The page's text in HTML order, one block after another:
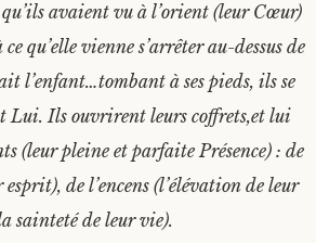
LABYRINTHE
CONCEPTION
avaient vu à l’orient (leur Cœur)
qu’elle vienne s’arrêter au-dessus de
l’enfant…tombant à ses pieds, ils se
Lui. Ils ouvrirent leurs coffrets,et lui
(leur pleine et parfaite Présence) : de
de l’encens (l’élévation de leur
sainteté de leur vie).